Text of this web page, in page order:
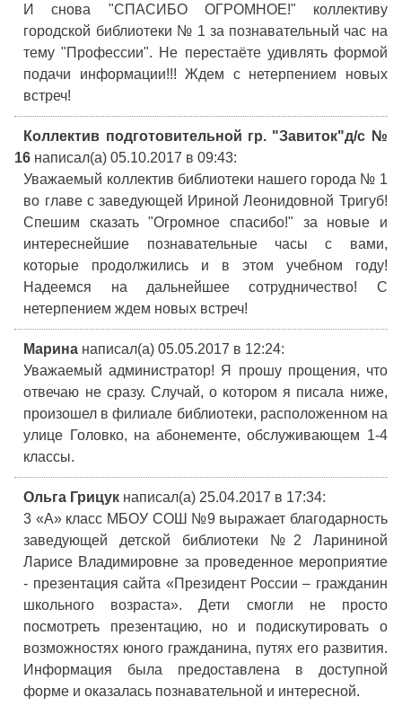
И снова "СПАСИБО ОГРОМНОЕ!" коллективу
городской библиотеки № 1 за познавательный час на
тему "Профессии". Не перестаёте удивлять формой
подачи информации!!! Ждем с нетерпением новых
встреч!
Коллектив подготовительной гр. "Завиток"д/с №
16 написал(а) 05.10.2017 в 09:43:
Уважаемый коллектив библиотеки нашего города № 1
во главе с заведующей Ириной Леонидовной Тригуб!
Спешим сказать "Огромное спасибо!" за новые и
интереснейшие познавательные часы с вами,
которые продолжились и в этом учебном году!
Надеемся на дальнейшее сотрудничество! С
нетерпением ждем новых встреч!
Марина написал(а) 05.05.2017 в 12:24:
Уважаемый администратор! Я прошу прощения, что
отвечаю не сразу. Случай, о котором я писала ниже,
произошел в филиале библиотеки, расположенном на
улице Головко, на абонементе, обслуживающем 1-4
классы.
Ольга Грицук написал(а) 25.04.2017 в 17:34:
3 «А» класс МБОУ СОШ №9 выражает благодарность
заведующей детской библиотеки №2 Ларининой
Ларисе Владимировне за проведенное мероприятие
- презентация сайта «Президент России – гражданин
школьного возраста». Дети смогли не просто
посмотреть презентацию, но и подискутировать о
возможностях юного гражданина, путях его развития.
Информация была предоставлена в доступной
форме и оказалась познавательной и интересной.